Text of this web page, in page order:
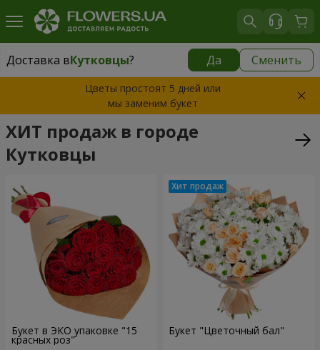
Доставка вКутковцы? Да Сменить
Доставка вКутковцы|
Цветы простоят 5 дней или
мы заменим букет
ХИТ продаж в городе
Кутковцы
Букет в ЭКО упаковке "15
красных роз"
Букет "Цветочный бал"